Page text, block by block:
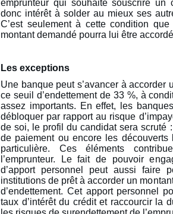
emprunteur qui souhaite souscrire un
donc intérêt à solder au mieux ses
C’est seulement à cette condition
montant demandé pourra lui être
Les exceptions
Une banque peut s’avancer à accorder
ce seuil d’endettement de 33 %, à
assez importants. En effet, les
débloquer par rapport au risque
de soi, le profil du candidat sera scruté
de paiement ou encore les
particulière. Ces éléments
l’emprunteur. Le fait de pouvoir
d’apport personnel peut aussi faire
institutions de prêt à accorder un
d’endettement. Cet apport personnel
taux d’intérêt du crédit et raccourcir la